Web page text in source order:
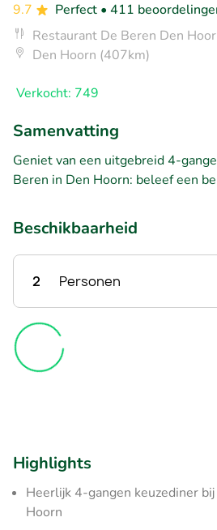
9.7 Perfect • 411
Restaurant De Beren Den
Den Hoorn (407km)
Verkocht: 749
Samenvatting
Geniet van een uitgebreid 4-
Beren in Den Hoorn: beleef een
Beschikbaarheid
2 Personen
Highlights
Heerlijk 4-gangen keuzediner
Hoorn